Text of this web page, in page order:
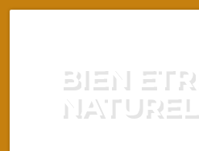
BIEN
NATUREL